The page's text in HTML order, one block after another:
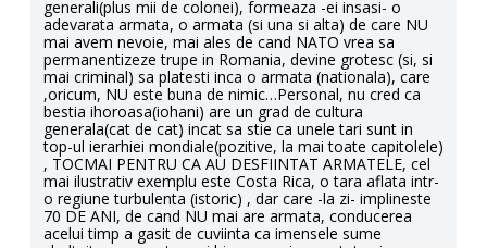
generali(plus mii de colonei), formeaza -ei insasi- o
adevarata armata, o armata (si una si alta) de care NU
mai avem nevoie, mai ales de cand NATO vrea sa
permanentizeze trupe in Romania, devine grotesc (si, si
mai criminal) sa platesti inca o armata (nationala), care
,oricum, NU este buna de nimic…Personal, nu cred ca
bestia ihoroasa(iohani) are un grad de cultura
generala(cat de cat) incat sa stie ca unele tari sunt in
top-ul ierarhiei mondiale(pozitive, la mai toate capitolele)
, TOCMAI PENTRU CA AU DESFIINTAT ARMATELE, cel
mai ilustrativ exemplu este Costa Rica, o tara aflata intr-
o regiune turbulenta (istoric) , dar care -la zi- implineste
70 DE ANI, de cand NU mai are armata, conducerea
acelui timp a gasit de cuviinta ca imensele sume